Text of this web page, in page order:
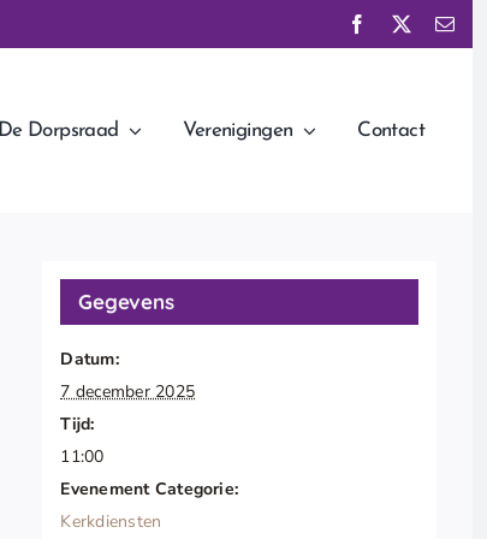
De Dorpsraad Verenigingen Contact
Gegevens
Datum:
7 december 2025
Tijd:
11:00
Evenement Categorie:
Kerkdiensten